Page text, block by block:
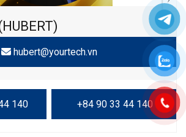
hubert@yourtech.vn
140 +84 90 33 44 140